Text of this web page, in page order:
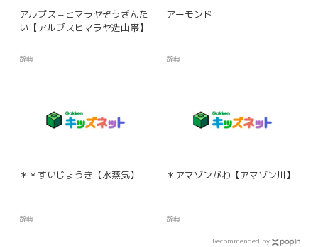
アルプス＝ヒマラヤぞうざんた
い【アルプスヒマラヤ造山帯】
辞典
アーモンド
辞典
＊＊すいじょうき【水蒸気】
辞典
＊アマゾンがわ【アマゾン川】
辞典
Recommended by